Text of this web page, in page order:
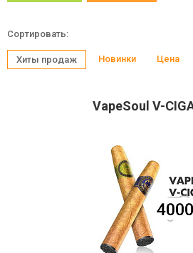
Сортировать:
Хиты продаж Новинки Цена
VapeSoul V-